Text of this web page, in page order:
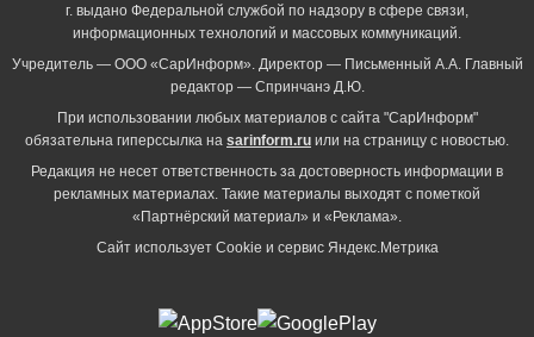
г. выдано Федеральной службой по надзору в сфере связи,
информационных технологий и массовых коммуникаций.
Учредитель — ООО «СарИнформ». Директор — Письменный А.А. Главный
редактор — Спринчанэ Д.Ю.
При использовании любых материалов с сайта "СарИнформ"
обязательна гиперссылка на sarinform.ru или на страницу с новостью.
Редакция не несет ответственность за достоверность информации в
рекламных материалах. Такие материалы выходят с пометкой
«Партнёрский материал» и «Реклама».
Сайт использует Cookie и сервиc Яндекс.Метрика